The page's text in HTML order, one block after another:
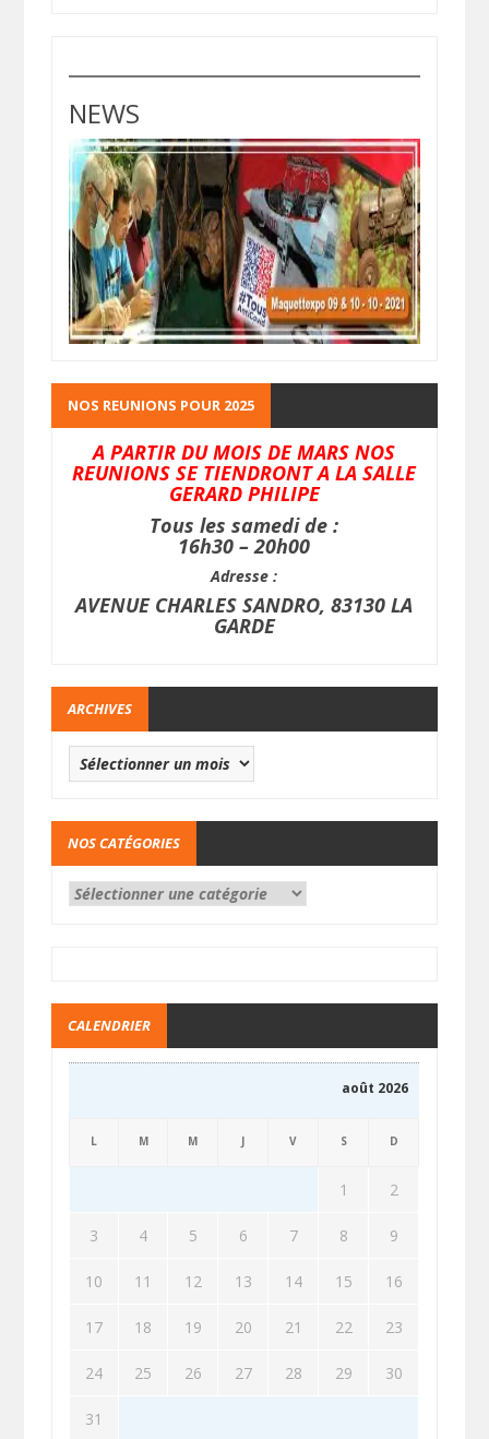
NEWS
NOS REUNIONS POUR 2025
A PARTIR DU MOIS DE MARS NOS
REUNIONS SE TIENDRONT A LA SALLE
GERARD PHILIPE
Tous les samedi de :
16h30 – 20h00
Adresse :
AVENUE CHARLES SANDRO, 83130 LA
GARDE
ARCHIVES
NOS CATÉGORIES
CALENDRIER
août 2026
L M M J V S D
1 2
3 4 5 6 7 8 9
10 11 12 13 14 15 16
17 18 19 20 21 22 23
24 25 26 27 28 29 30
31